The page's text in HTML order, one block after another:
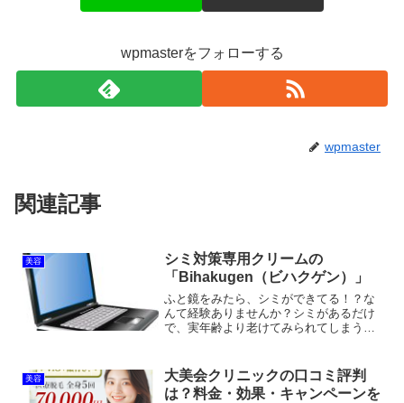
wpmasterをフォローする
wpmaster
関連記事
美容
シミ対策専用クリームの
「Bihakugen（ビハクゲン）」
ふと鏡をみたら、シミができてる！？な
んて経験ありませんか？シミがあるだけ
で、実年齢より老けてみられてしまうの
した方の96％がリピートした満足度の高
いホワイトニングクリー...
美容
大美会クリニックの口コミ評判
は？料金・効果・キャンペーンを